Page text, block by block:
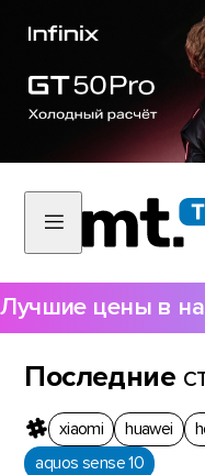
Лучшие цены в
Последние
xiaomi huawei
aquos sense 10